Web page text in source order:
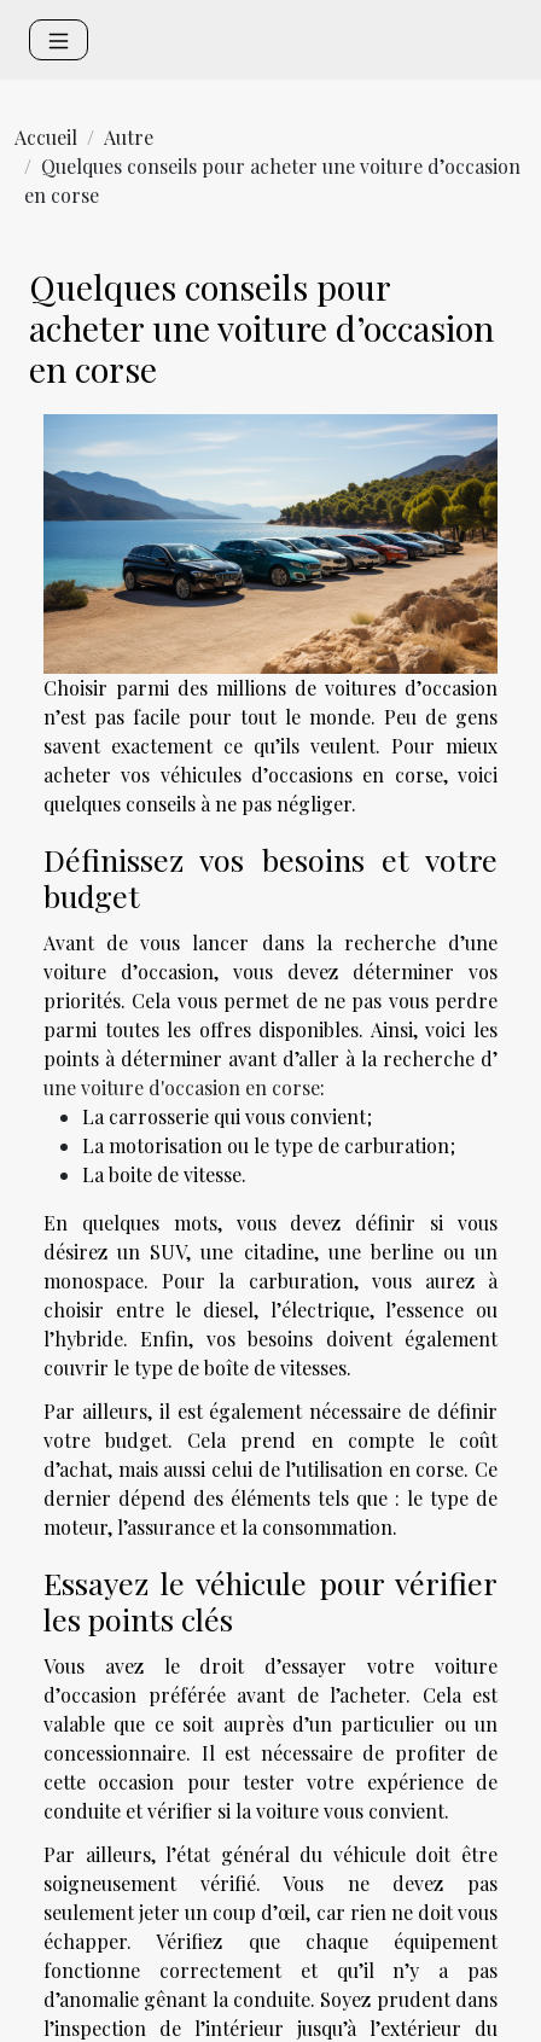
Accueil
Autre
Quelques conseils pour acheter une voiture d’occasion
en corse
Quelques conseils pour
acheter une voiture d’occasion
en corse
Choisir parmi des millions de voitures d’occasion
n’est pas facile pour tout le monde. Peu de gens
savent exactement ce qu’ils veulent. Pour mieux
acheter vos véhicules d’occasions en corse, voici
quelques conseils à ne pas négliger.
Définissez vos besoins et votre
budget
Avant de vous lancer dans la recherche d’une
voiture d’occasion, vous devez déterminer vos
priorités. Cela vous permet de ne pas vous perdre
parmi toutes les offres disponibles. Ainsi, voici les
points à déterminer avant d’aller à la recherche d’
une voiture d'occasion en corse:
La carrosserie qui vous convient ;
La motorisation ou le type de carburation ;
La boite de vitesse.
En quelques mots, vous devez définir si vous
désirez un SUV, une citadine, une berline ou un
monospace. Pour la carburation, vous aurez à
choisir entre le diesel, l’électrique, l’essence ou
l’hybride. Enfin, vos besoins doivent également
couvrir le type de boîte de vitesses.
Par ailleurs, il est également nécessaire de définir
votre budget. Cela prend en compte le coût
d’achat, mais aussi celui de l’utilisation en corse. Ce
dernier dépend des éléments tels que : le type de
moteur, l’assurance et la consommation.
Essayez le véhicule pour vérifier
les points clés
Vous avez le droit d’essayer votre voiture
d’occasion préférée avant de l’acheter. Cela est
valable que ce soit auprès d’un particulier ou un
concessionnaire. Il est nécessaire de profiter de
cette occasion pour tester votre expérience de
conduite et vérifier si la voiture vous convient.
Par ailleurs, l’état général du véhicule doit être
soigneusement vérifié. Vous ne devez pas
seulement jeter un coup d’œil, car rien ne doit vous
échapper. Vérifiez que chaque équipement
fonctionne correctement et qu’il n’y a pas
d’anomalie gênant la conduite. Soyez prudent dans
l’inspection de l’intérieur jusqu’à l’extérieur du